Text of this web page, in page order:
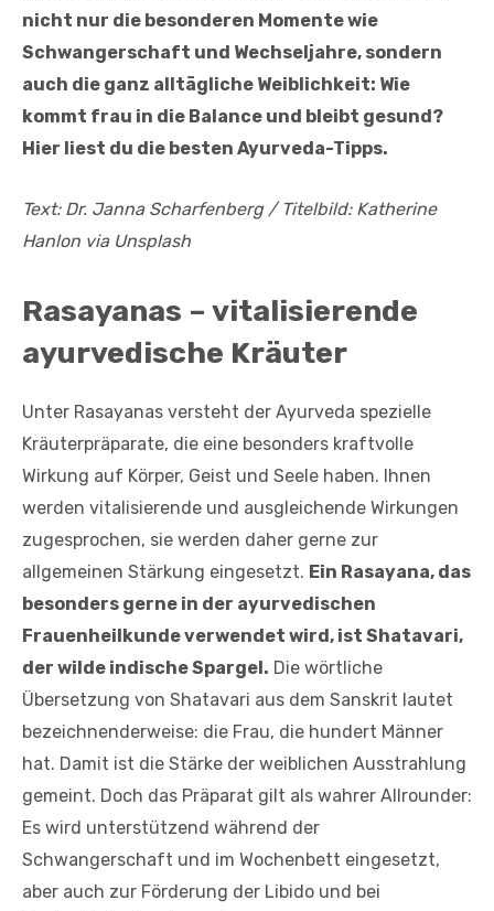
nicht nur die besonderen Momente wie
Schwangerschaft und Wechseljahre, sondern
auch die ganz alltägliche Weiblichkeit: Wie
kommt frau in die Balance und bleibt gesund?
Hier liest du die besten Ayurveda-Tipps.
Text: Dr. Janna Scharfenberg / Titelbild: Katherine
Hanlon via Unsplash
Rasayanas – vitalisierende
ayurvedische Kräuter
Unter Rasayanas versteht der Ayurveda spezielle
Kräuterpräparate, die eine besonders kraftvolle
Wirkung auf Körper, Geist und Seele haben. Ihnen
werden vitalisierende und ausgleichende Wirkungen
zugesprochen, sie werden daher gerne zur
allgemeinen Stärkung eingesetzt. Ein Rasayana, das
besonders gerne in der ayurvedischen
Frauenheilkunde verwendet wird, ist Shatavari,
der wilde indische Spargel. Die wörtliche
Übersetzung von Shatavari aus dem Sanskrit lautet
bezeichnenderweise: die Frau, die hundert Männer
hat. Damit ist die Stärke der weiblichen Ausstrahlung
gemeint. Doch das Präparat gilt als wahrer Allrounder:
Es wird unterstützend während der
Schwangerschaft und im Wochenbett eingesetzt,
aber auch zur Förderung der Libido und bei